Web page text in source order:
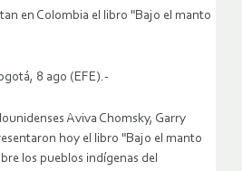
en Colombia el libro "Bajo el manto
8 ago (EFE).-
Aviva Chomsky, Garry
hoy el libro "Bajo el manto
los pueblos indígenas del